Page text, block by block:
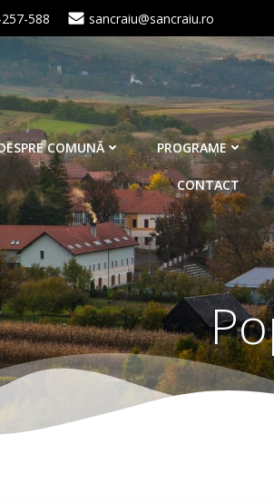
588 sancraiu@sancraiu.ro
COMUNĂ PROGRAME
CONTACT